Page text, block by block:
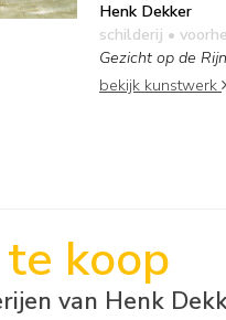
Henk Dekker
schilderij •
Gezicht op de
bekijk kunstwerk
te koop
van Henk